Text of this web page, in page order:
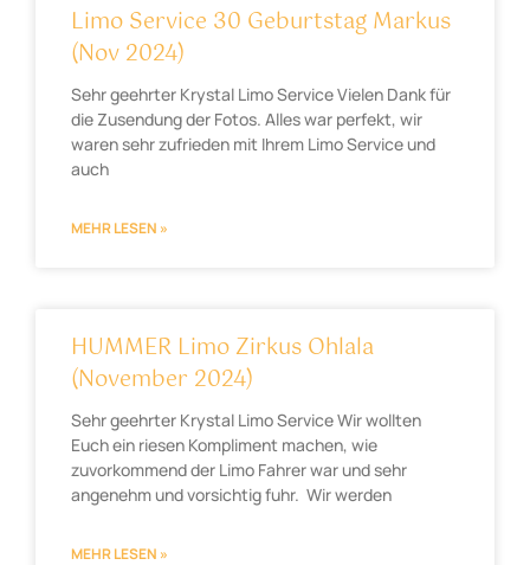
Limo Service 30 Geburtstag Markus
(Nov 2024)
Sehr geehrter Krystal Limo Service Vielen Dank für
die Zusendung der Fotos. Alles war perfekt, wir
waren sehr zufrieden mit Ihrem Limo Service und
auch
MEHR LESEN »
HUMMER Limo Zirkus Ohlala
(November 2024)
Sehr geehrter Krystal Limo Service Wir wollten
Euch ein riesen Kompliment machen, wie
zuvorkommend der Limo Fahrer war und sehr
angenehm und vorsichtig fuhr. Wir werden
MEHR LESEN »